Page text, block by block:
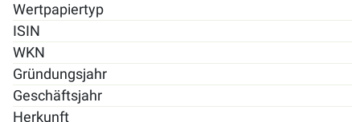
Wertpapiertyp
ISIN
WKN
Gründungsjahr
Geschäftsjahr
Herkunft